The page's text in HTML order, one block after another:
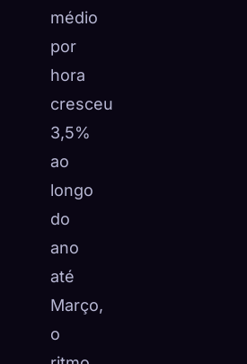
médio
por
hora
cresceu
3,5%
ao
longo
do
ano
até
Março,
o